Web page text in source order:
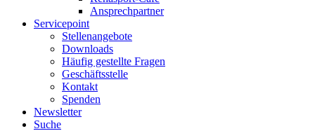
Ansprechpartner
Servicepoint
Stellenangebote
Downloads
Häufig gestellte Fragen
Geschäftsstelle
Kontakt
Spenden
Newsletter
Suche